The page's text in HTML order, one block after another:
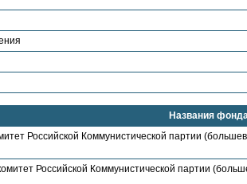
Названия
Российской Коммунистической партии
Российской Коммунистической партии